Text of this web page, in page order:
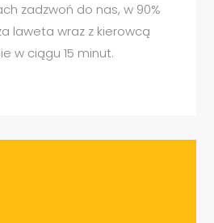
zadzwoń do nas, w 90%
laweta wraz z kierowcą
w ciągu 15 minut.